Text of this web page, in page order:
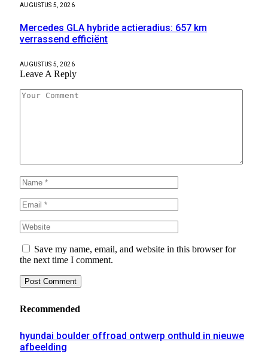
AUGUSTUS 5, 2026
Mercedes GLA hybride actieradius: 657 km
verrassend efficiënt
AUGUSTUS 5, 2026
Leave A Reply
Save my name, email, and website in this browser for
the next time I comment.
Recommended
hyundai boulder offroad ontwerp onthuld in nieuwe
afbeelding